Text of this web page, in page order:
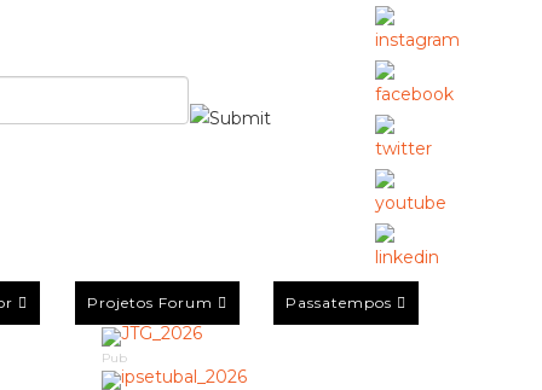
Projetos Forum Passatempos
Pub